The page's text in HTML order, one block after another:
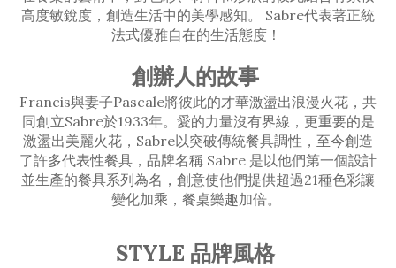
高度敏銳度，創造生活中的美學感知。 Sabre代表著正統
法式優雅自在的生活態度！
創辦人的故事
Francis與妻子Pascale將彼此的才華激盪出浪漫火花，共
同創立Sabre於1933年。愛的力量沒有界線，更重要的是
激盪出美麗火花，Sabre以突破傳統餐具調性，至今創造
了許多代表性餐具，品牌名稱 Sabre 是以他們第一個設計
並生產的餐具系列為名，創意使他們提供超過21種色彩讓
變化加乘，餐桌樂趣加倍。
STYLE 品牌風格